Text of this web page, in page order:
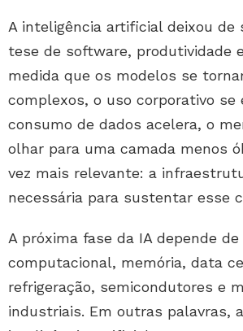
A inteligência artificial deixou de
tese de software, produtividade
medida que os modelos se
complexos, o uso corporativo se
consumo de dados acelera, o
olhar para uma camada menos
vez mais relevante: a
necessária para sustentar esse
A próxima fase da IA depende de
computacional, memória, data
refrigeração, semicondutores e
industriais. Em outras palavras,